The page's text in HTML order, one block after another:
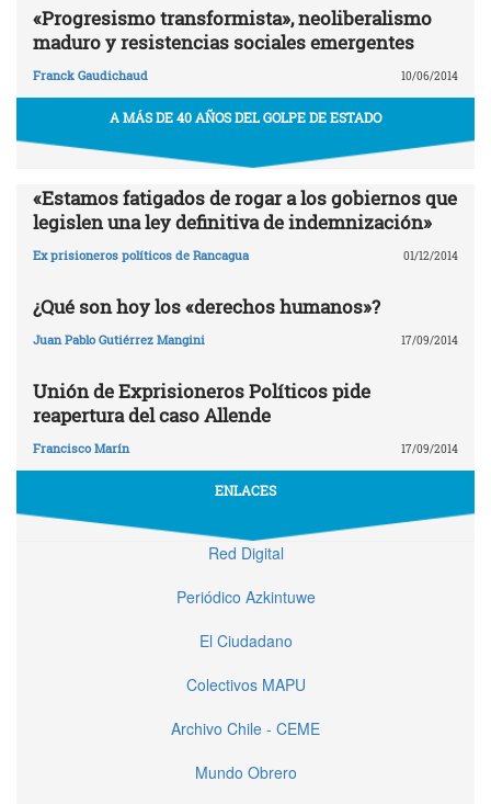
«Progresismo transformista», neoliberalismo
maduro y resistencias sociales emergentes
Franck Gaudichaud 10/06/2014
A MÁS DE 40 AÑOS DEL GOLPE DE ESTADO
«Estamos fatigados de rogar a los gobiernos que
legislen una ley definitiva de indemnización»
Ex prisioneros políticos de Rancagua 01/12/2014
¿Qué son hoy los «derechos humanos»?
Juan Pablo Gutiérrez Mangini 17/09/2014
Unión de Exprisioneros Políticos pide
reapertura del caso Allende
Francisco Marín 17/09/2014
ENLACES
Red Digital
Periódico Azkintuwe
El Ciudadano
Colectivos MAPU
Archivo Chile - CEME
Mundo Obrero